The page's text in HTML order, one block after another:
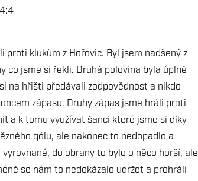
proti klukům z Hořovic. Byl jsem nadšený z
co jsme si řekli. Druhá polovina byla úplně
na hřišti předávali zodpovědnost a nikdo
zápasu. Druhy zápas jsme hráli proti
a k tomu využívat šanci které jsme si díky
gólu, ale nakonec to nedopadlo a
do obrany to bylo o něco horší, ale
se nám to nedokázalo udržet a prohráli